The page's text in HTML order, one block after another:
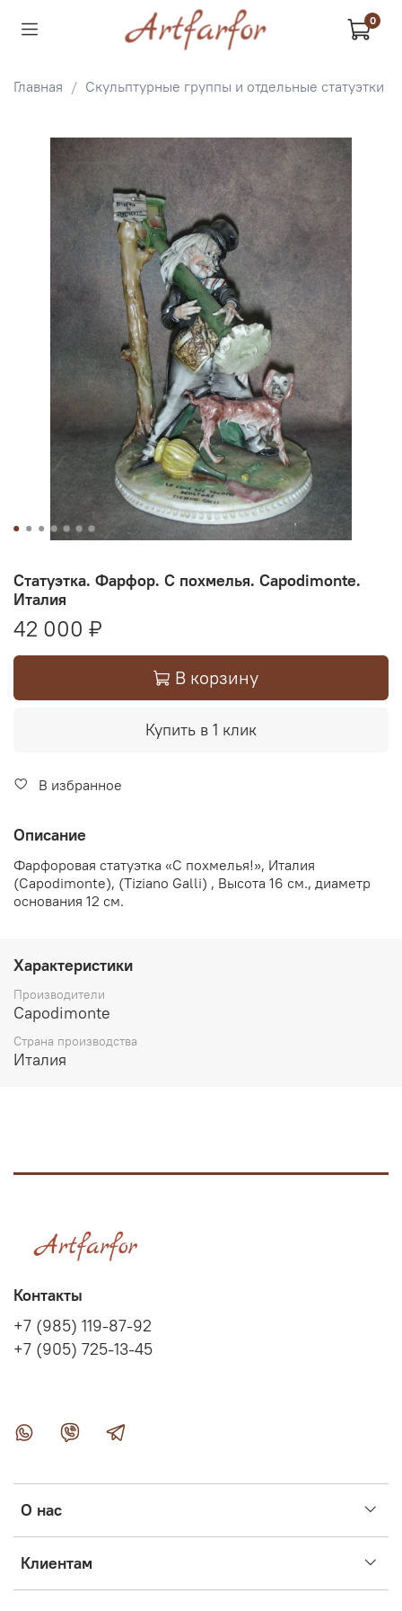
0
Главная Скульптурные группы и отдельные статуэтки
Статуэтка. Фарфор. С похмелья. Capodimonte.
Италия
42 000 ₽
В корзину
Купить в 1 клик
В избранное
Описание
Фарфоровая статуэтка «С похмелья!», Италия
(Capodimonte), (Tiziano Galli) , Высота 16 см., диаметр
основания 12 см.
Характеристики
Производители
Capodimonte
Страна производства
Италия
О нас
Клиентам
Контакты
+7 (985) 119-87-92
+7 (905) 725-13-45